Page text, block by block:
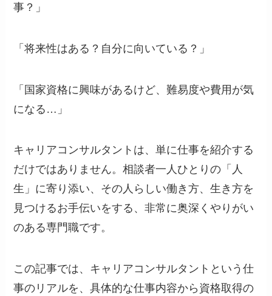
事？」
「将来性はある？自分に向いている？」
「国家資格に興味があるけど、難易度や費用が気
になる…」
キャリアコンサルタントは、単に仕事を紹介する
だけではありません。相談者一人ひとりの「人
生」に寄り添い、その人らしい働き方、生き方を
見つけるお手伝いをする、非常に奥深くやりがい
のある専門職です。
この記事では、キャリアコンサルタントという仕
事のリアルを、具体的な仕事内容から資格取得の